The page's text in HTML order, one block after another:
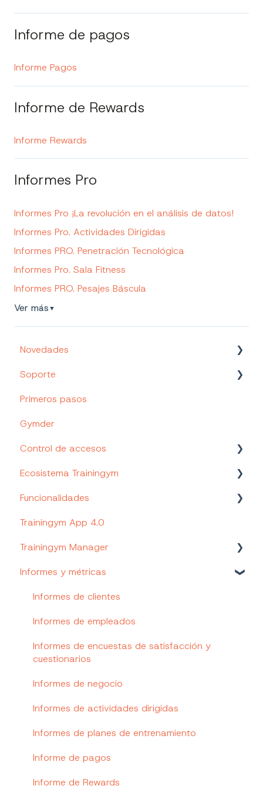
Informe de pagos
Informe Pagos
Informe de Rewards
Informe Rewards
Informes Pro
Informes Pro ¡La revolución en el análisis de datos!
Informes Pro. Actividades Dirigidas
Informes PRO. Penetración Tecnológica
Informes Pro. Sala Fitness
Informes PRO. Pesajes Báscula
Ver más ▼
Novedades
Nuevos Productos y Funcionalidades
Soporte
Canales de soporte
Tu Portal de cliente
Trainingym Academy
Primeros pasos
Gymder
Control de accesos
Control de accesos Trainingym
Ecosistema Trainingym
Web App Staff
Página web personalizada (Trainingym Easy)
Hardware
Funcionalidades
Trainingym Payments
Trainingym Rewards
Trainingym Diet
Trainingym Touch
Trainingym App 4.0
Trainingym Manager
Alta del cliente y acceso a la app
Gestiona tu base de datos de clientes
Gestiona tu plantilla de empleados
Seguimiento y fidelización de clientes
Informes y métricas
Informes de clientes
Informes de empleados
Informes de encuestas de satisfacción y
cuestionarios
Informes de negocio
Informes de actividades dirigidas
Informes de planes de entrenamiento
Informe de pagos
Informe de Rewards